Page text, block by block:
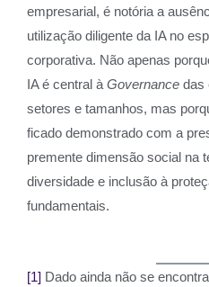
empresarial, é notória a
utilização diligente da IA no
corporativa. Não apenas
IA é central à Governance das
setores e tamanhos, mas
ficado demonstrado com a
premente dimensão social na
diversidade e inclusão à
fundamentais.
[1] Dado ainda não se